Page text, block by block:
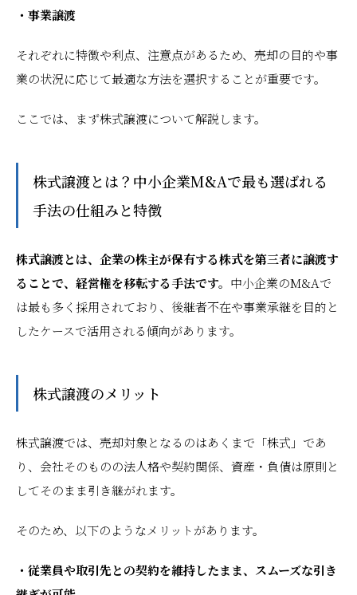
・事業譲渡
それぞれに特徴や利点、注意点があるため、売却の目的や事
業の状況に応じて最適な方法を選択することが重要です。
ここでは、まず株式譲渡について解説します。
株式譲渡とは？中小企業M&Aで最も選ばれる
手法の仕組みと特徴
株式譲渡とは、企業の株主が保有する株式を第三者に譲渡す
ることで、経営権を移転する手法です。 中小企業のM&Aで
は最も多く採用されており、後継者不在や事業承継を目的と
したケースで活用される傾向があります。
株式譲渡のメリット
株式譲渡では、売却対象となるのはあくまで「株式」であ
り、会社そのものの法人格や契約関係、資産・負債は原則と
してそのまま引き継がれます。
そのため、以下のようなメリットがあります。
・従業員や取引先との契約を維持したまま、スムーズな引き